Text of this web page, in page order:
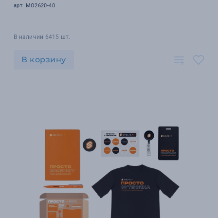
арт. MO2620-40
В наличии 6415 шт.
В корзину